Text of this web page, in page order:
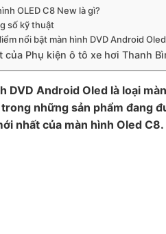
OLED C8 New là gì?
số kỹ thuật
nổi bật màn hình DVD Android
của Phụ kiện ô tô xe hơi Thanh
DVD Android Oled là loại
những sản phẩm đang
nhất của màn hình Oled C8.